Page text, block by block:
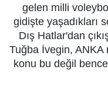
gelen milli
gidişte yaşadıkları
Dış Hatlar'dan
Tuğba İvegin,
konu bu değil